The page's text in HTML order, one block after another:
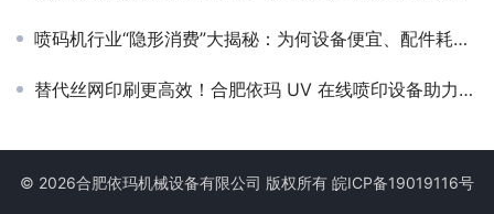
喷码机行业“隐形消费”大揭秘：为何设备便宜、配件耗材却贵得离谱？
替代丝网印刷更高效！合肥依玛 UV 在线喷印设备助力印刷行业升级
© 2026合肥依玛机械设备有限公司 版权所有 皖ICP备19019116号